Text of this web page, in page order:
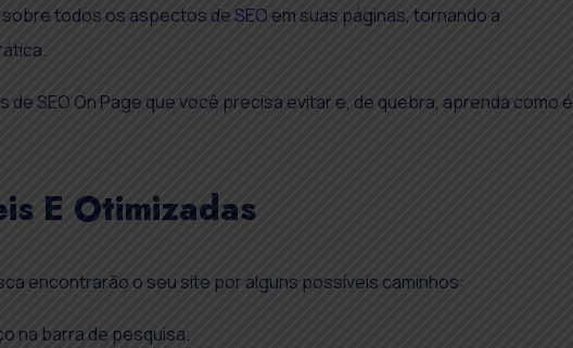
todos os aspectos deSEO em suas páginas, tornando a
SEO On Page que você precisa evitar e, de quebra, aprenda como é
E Otimizadas
encontrarão o seu site por alguns possíveis caminhos:
na barra de pesquisa;